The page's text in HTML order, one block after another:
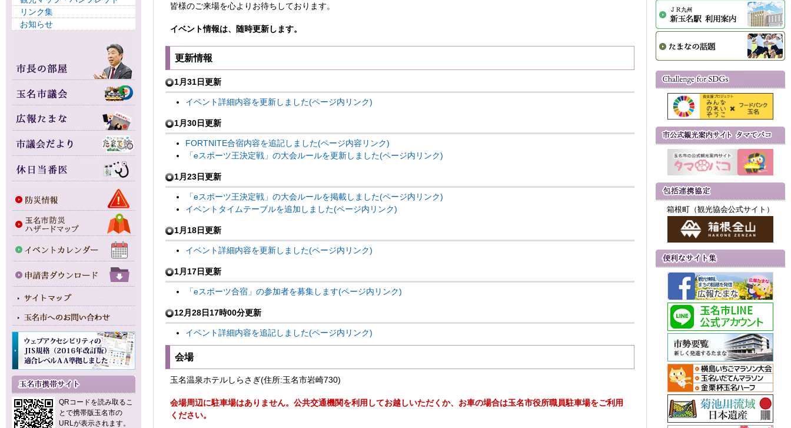
リンク集
お知らせ
QRコードを読み取るこ
とで携帯版玉名市の
URLが表示されます。
皆様のご来場を心よりお待ちしております。
イベント情報は、随時更新します。
更新情報
1月31日更新
イベント詳細内容を更新しました(ページ内リンク)
1月30日更新
FORTNITE合宿内容を追記しました(ページ内容リンク)
「eスポーツ王決定戦」の大会ルールを更新しました(ページ内リンク)
1月23日更新
「eスポーツ王決定戦」の大会ルールを掲載しました(ページ内リンク)
イベントタイムテーブルを追加しました(ページ内リンク)
1月18日更新
イベント詳細内容を更新しました(ページ内リンク)
1月17日更新
「eスポーツ合宿」の参加者を募集します(ページ内リンク)
12月28日17時00分更新
イベント詳細内容を追記しました(ページ内リンク)
会場
玉名温泉ホテルしらさぎ(住所:玉名市岩崎730)
会場周辺に駐車場はありません。公共交通機関を利用してお越しいただくか、お車の場合は玉名市役所職員駐車場をご利用
ください。
箱根町（観光協会公式サイト）